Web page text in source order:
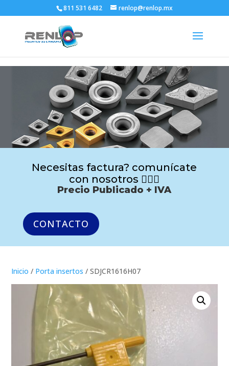
811 531 6482 renlop@renlop.mx
Necesitas factura? comunícate
con nosotros 🙋🏻‍♂️
Precio Publicado + IVA
CONTACTO
Inicio / Porta insertos / SDJCR1616H07